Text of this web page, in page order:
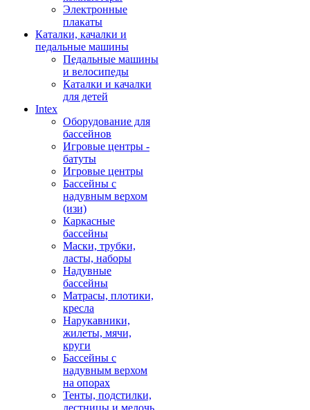
Электронные
плакаты
Каталки, качалки и
педальные машины
Педальные машины
и велосипеды
Каталки и качалки
для детей
Intex
Оборудование для
бассейнов
Игровые центры -
батуты
Игровые центры
Бассейны с
надувным верхом
(изи)
Каркасные
бассейны
Маски, трубки,
ласты, наборы
Надувные
бассейны
Матрасы, плотики,
кресла
Нарукавники,
жилеты, мячи,
круги
Бассейны с
надувным верхом
на опорах
Тенты, подстилки,
лестницы и мелочь